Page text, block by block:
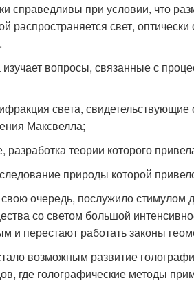
справедливы при условии, что
распространяется свет,
вопросы, связанные с
света,
Мак­свелла;
разработка теории которого
природы которой
очередь, послужило стимулом
со светом большой
и перестают работать законы
возможным развитие
где голографические методы